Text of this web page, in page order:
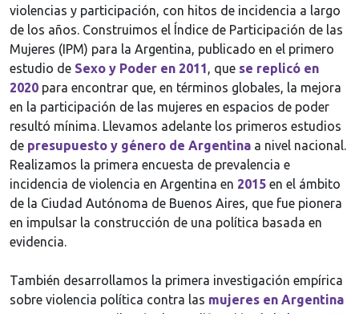
violencias y participación, con hitos de incidencia a largo
de los años. Construimos el Índice de Participación de las
Mujeres (IPM) para la Argentina, publicado en el primero
estudio de Sexo y Poder en 2011 , que se replicó en
2020 para encontrar que, en términos globales, la mejora
en la participación de las mujeres en espacios de poder
resultó mínima. Llevamos adelante los primeros estudios
de presupuesto y género de Argentina a nivel nacional.
Realizamos la primera encuesta de prevalencia e
incidencia de violencia en Argentina en 2015 en el ámbito
de la Ciudad Autónoma de Buenos Aires, que fue pionera
en impulsar la construcción de una política basada en
evidencia.
También desarrollamos la primera investigación empírica
sobre violencia política contra las mujeres en Argentina